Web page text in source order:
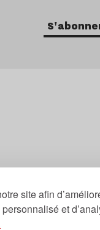
site afin
et